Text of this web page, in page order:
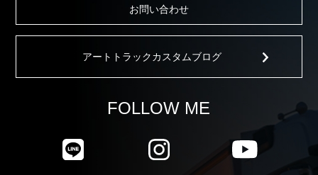
お問い合わせ
アートトラックカスタムブログ
FOLLOW ME